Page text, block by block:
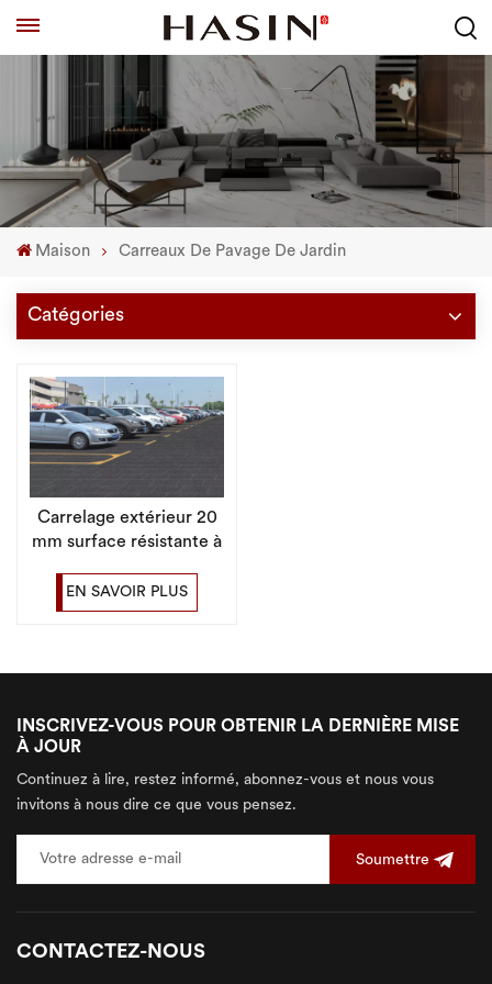
Maison Carreaux De Pavage De Jardin
Catégories
Carrelage extérieur 20
mm surface résistante à
pour abords de piscine
EN SAVOIR PLUS
INSCRIVEZ-VOUS POUR OBTENIR LA DERNIÈRE MISE
À JOUR
Continuez à lire, restez informé, abonnez-vous et nous vous
invitons à nous dire ce que vous pensez.
Soumettre
CONTACTEZ-NOUS